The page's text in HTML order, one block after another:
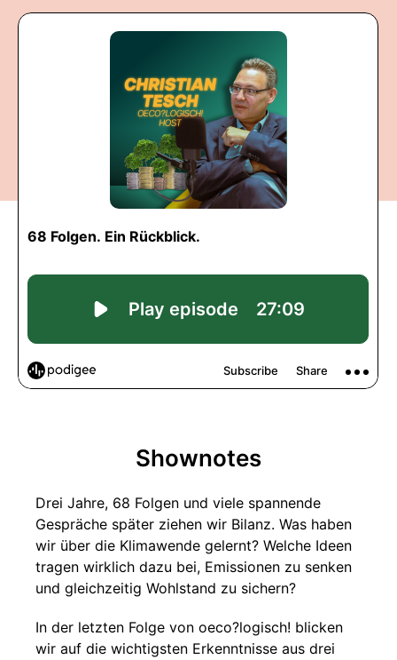
Shownotes
Drei Jahre, 68 Folgen und viele spannende
Gespräche später ziehen wir Bilanz. Was haben
wir über die Klimawende gelernt? Welche Ideen
tragen wirklich dazu bei, Emissionen zu senken
und gleichzeitig Wohlstand zu sichern?
In der letzten Folge von oeco?logisch! blicken
wir auf die wichtigsten Erkenntnisse aus drei